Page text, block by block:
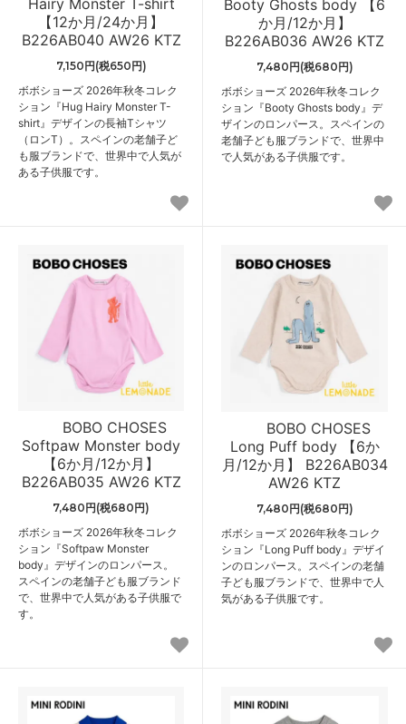
【12か月/24か月】
B226AB040 AW26 KTZ
7,150円(税650円)
ボボショーズ 2026年秋冬コレク
ション『Hug Hairy Monster T-
shirt』デザインの長袖Tシャツ
（ロンT）。スペインの老舗子ど
も服ブランドで、世界中で人気が
ある子供服です。
Booty Ghosts body 【6
か月/12か月】
B226AB036 AW26 KTZ
7,480円(税680円)
ボボショーズ 2026年秋冬コレク
ション『Booty Ghosts body』デ
ザインのロンパース。スペインの
老舗子ども服ブランドで、世界中
で人気がある子供服です。
BOBO CHOSES
Softpaw Monster body
【6か月/12か月】
B226AB035 AW26 KTZ
7,480円(税680円)
ボボショーズ 2026年秋冬コレク
ション『Softpaw Monster
body』デザインのロンパース。
スペインの老舗子ども服ブランド
で、世界中で人気がある子供服で
す。
BOBO CHOSES
Long Puff body 【6か
月/12か月】 B226AB034
AW26 KTZ
7,480円(税680円)
ボボショーズ 2026年秋冬コレク
ション『Long Puff body』デザイ
ンのロンパース。スペインの老舗
子ども服ブランドで、世界中で人
気がある子供服です。